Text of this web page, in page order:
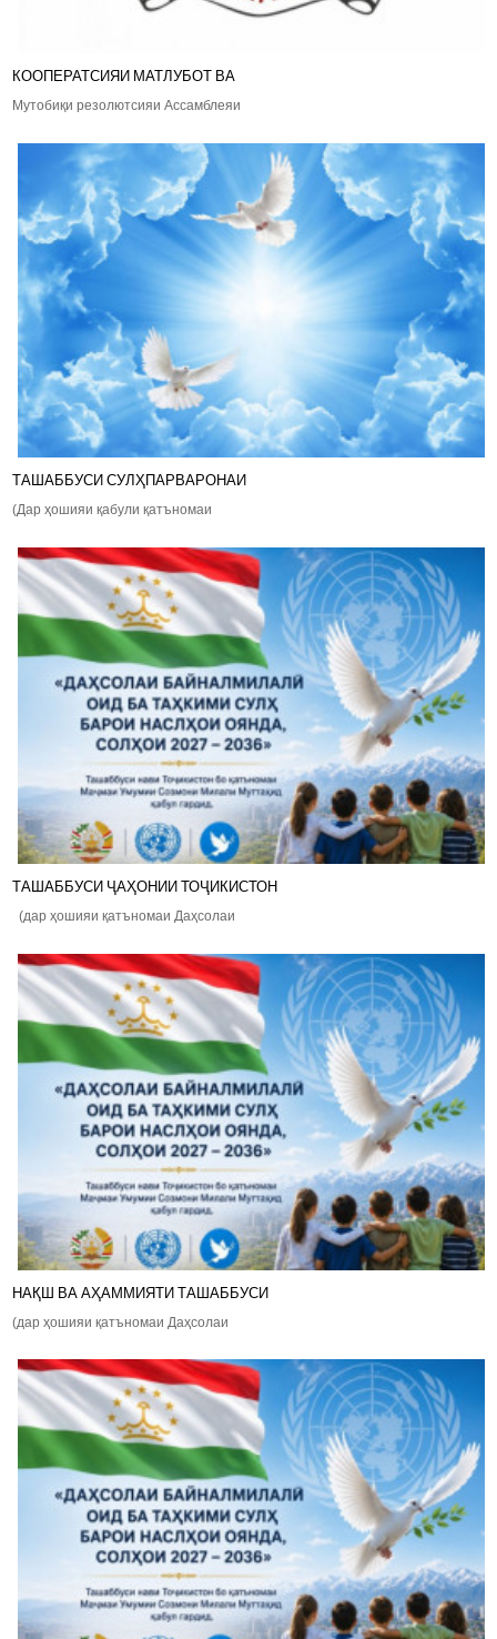
КООПЕРАТСИЯИ МАТЛУБОТ ВА
Мутобиқи резолютсияи Ассамблеяи
ТАШАББУСИ СУЛҲПАРВАРОНАИ
(Дар ҳошияи қабули қатъномаи
ТАШАББУСИ ҶАҲОНИИ ТОҶИКИСТОН
(дар ҳошияи қатъномаи Даҳсолаи
НАҚШ ВА АҲАММИЯТИ ТАШАББУСИ
(дар ҳошияи қатъномаи Даҳсолаи